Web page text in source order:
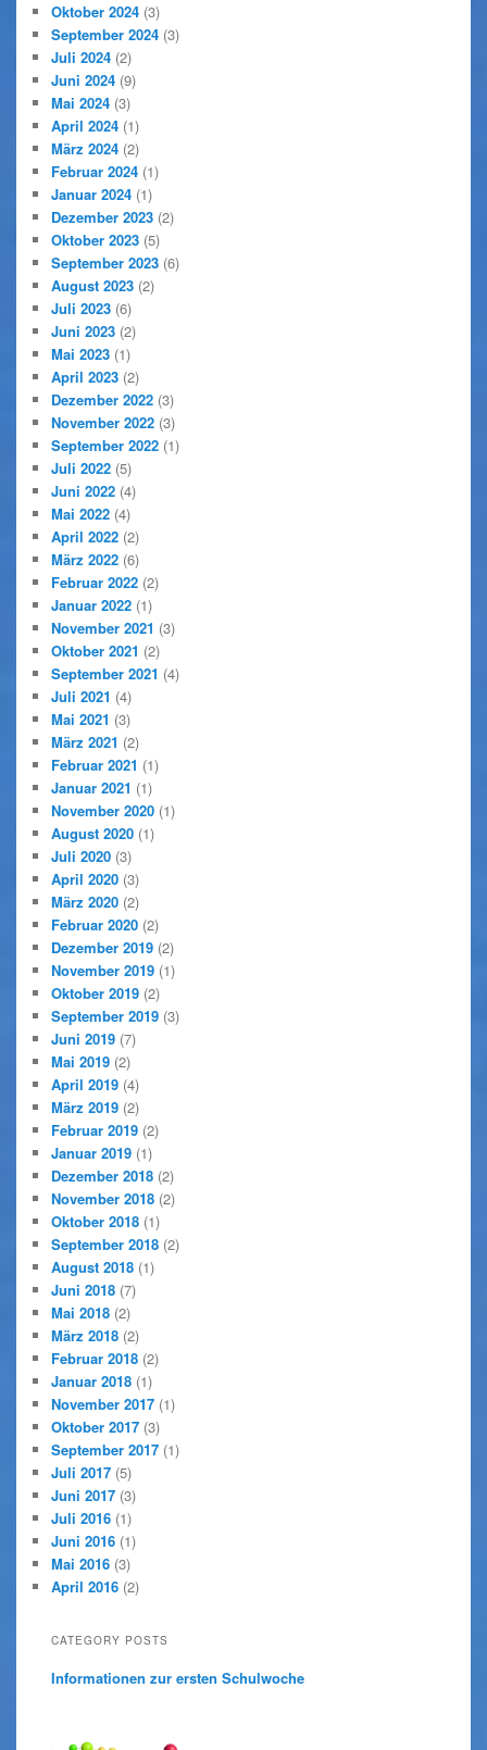
Oktober 2024(3)
September 2024(3)
Juli 2024(2)
Juni 2024(9)
Mai 2024(3)
April 2024(1)
März 2024(2)
Februar 2024(1)
Januar 2024(1)
Dezember 2023(2)
Oktober 2023(5)
September 2023(6)
August 2023(2)
Juli 2023(6)
Juni 2023(2)
Mai 2023(1)
April 2023(2)
Dezember 2022(3)
November 2022(3)
September 2022(1)
Juli 2022(5)
Juni 2022(4)
Mai 2022(4)
April 2022(2)
März 2022(6)
Februar 2022(2)
Januar 2022(1)
November 2021 (3)
Oktober 2021 (2)
September 2021 (4)
Juli 2021 (4)
Mai 2021 (3)
März 2021 (2)
Februar 2021 (1)
Januar 2021 (1)
November 2020(1)
August 2020(1)
Juli 2020(3)
April 2020(3)
März 2020(2)
Februar 2020(2)
Dezember 2019(2)
November 2019(1)
Oktober 2019(2)
September 2019(3)
Juni 2019(7)
Mai 2019(2)
April 2019(4)
März 2019(2)
Februar 2019(2)
Januar 2019(1)
Dezember 2018(2)
November 2018(2)
Oktober 2018(1)
September 2018(2)
August 2018(1)
Juni 2018(7)
Mai 2018(2)
März 2018(2)
Februar 2018(2)
Januar 2018(1)
November 2017(1)
Oktober 2017(3)
September 2017(1)
Juli 2017(5)
Juni 2017(3)
Juli 2016(1)
Juni 2016(1)
Mai 2016(3)
April 2016(2)
CATEGORY POSTS
Informationen zur ersten Schulwoche